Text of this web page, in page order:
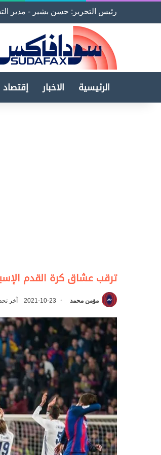
رئيس التحرير: حسن بشير - مدير
الرئيسية الاخبار
ترقب عشاق كرة القدم
مؤمن محمد 2021-10-23 آخر تحديث: